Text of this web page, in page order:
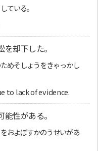
ている。
却下した。
めそしょうをきゃっかし
to lack of evidence.
性がある。
およぼすかのうせいがあ